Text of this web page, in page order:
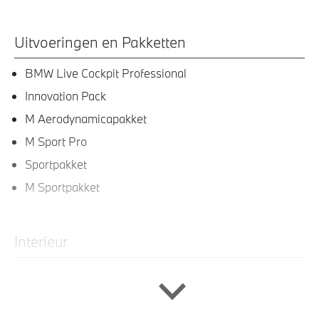
Uitvoeringen en Pakketten
BMW Live Cockpit Professional
Innovation Pack
M Aerodynamicapakket
M Sport Pro
Sportpakket
M Sportpakket
Interieur